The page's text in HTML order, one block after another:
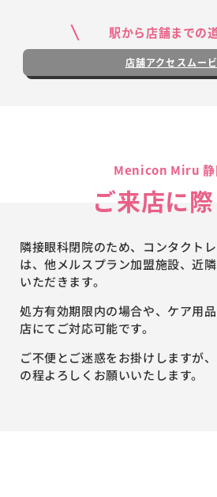
駅から店舗までの
店舗アクセスムー
Menicon Miru 静
ご来店に
隣接眼科閉院のため、コンタクト
は、他メルスプラン加盟施設、近
いただきます。
処方有効期限内の場合や、ケア用
店にてご対応可能です。
ご不便とご迷惑をお掛けしますが
の程よろしくお願いいたします。